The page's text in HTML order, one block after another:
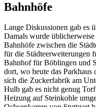
Bahnhöfe
Lange Diskussionen gab es
Damals wurde üblicherweise
Bahnhöfe zwischen die
für die Städteerweiterungen
Bahnhof für Böblingen und
dort, wo heute das Parkhaus
sich die Zuckerfabrik am
Hulb gab es nicht genug
Heizung auf Steinkohle